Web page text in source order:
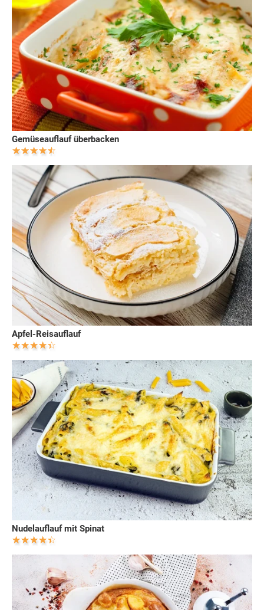
Gemüseauflauf überbacken
Apfel-Reisauflauf
Nudelauflauf mit Spinat